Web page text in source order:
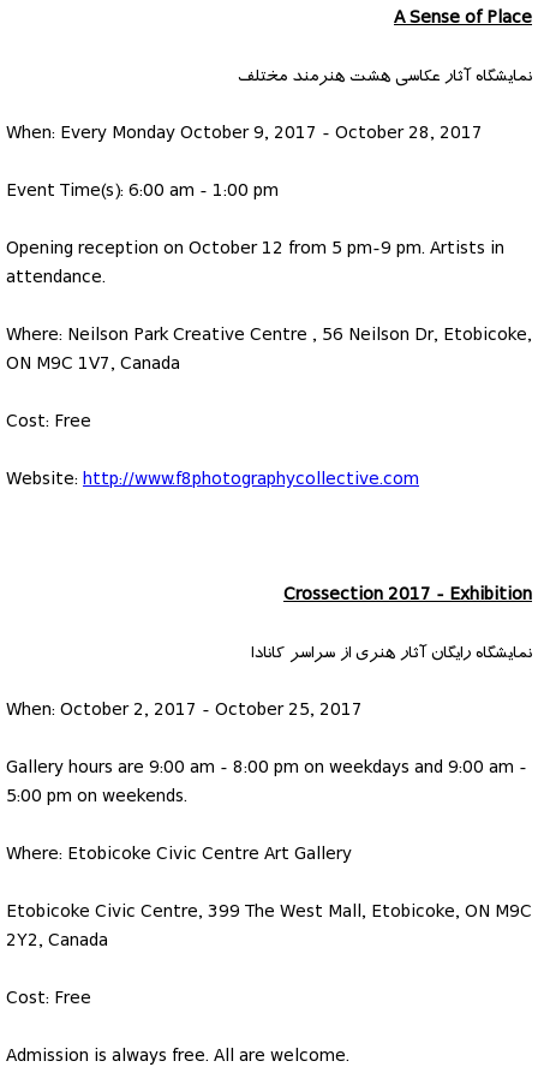
A Sense of Place
نمایشگاه آثار عکاسی هشت هنرمند مختلف
When: Every Monday October 9, 2017 - October 28, 2017
Event Time(s): 6:00 am - 1:00 pm
Opening reception on October 12 from 5 pm-9 pm. Artists in
attendance.
Where: Neilson Park Creative Centre , 56 Neilson Dr, Etobicoke,
ON M9C 1V7, Canada
Cost: Free
Website:http://www.f8photographycollective.com
Crossection 2017 - Exhibition
نمایشگاه رایگان آثار هنری از سراسر کانادا
When: October 2, 2017 - October 25, 2017
Gallery hours are 9:00 am - 8:00 pm on weekdays and 9:00 am -
5:00 pm on weekends.
Where: Etobicoke Civic Centre Art Gallery
Etobicoke Civic Centre, 399 The West Mall, Etobicoke, ON M9C
2Y2, Canada
Cost: Free
Admission is always free. All are welcome.